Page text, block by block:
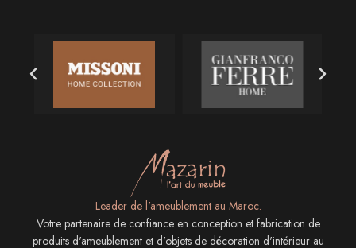
Leader de l'ameublement au Maroc.
Votre partenaire de confiance en conception et fabrication de
produits d'ameublement et d'objets de décoration d'intérieur au